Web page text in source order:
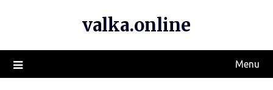
valka.online
Menu